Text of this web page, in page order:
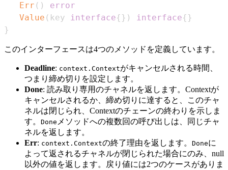
Err ( )
error
Value ( key interface{ } ) interface{ }
}
このインターフェースは4つのメソッドを定義しています。
Deadline: context.Contextがキャンセルされる時間、
つまり締め切りを設定します。
Done: 読み取り専用のチャネルを返します。Contextが
キャンセルされるか、締め切りに達すると、このチャ
ネルは閉じられ、Contextのチェーンの終わりを示しま
す。 Done メソッドへの複数回の呼び出しは、同じチャ
ネルを返します。
Err: context.Contextの終了理由を返します。 Doneに
よって返されるチャネルが閉じられた場合にのみ、null
以外の値を返します。戻り値には2つのケースがありま